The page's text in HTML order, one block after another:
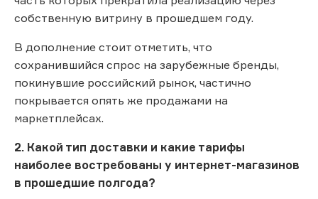
собственную витрину в прошедшем году.
В дополнение стоит отметить, что
сохранившийся спрос на зарубежные бренды,
покинувшие российский рынок, частично
покрывается опять же продажами на
маркетплейсах.
2. Какой тип доставки и какие тарифы
наиболее востребованы у интернет-магазинов
в прошедшие полгода?